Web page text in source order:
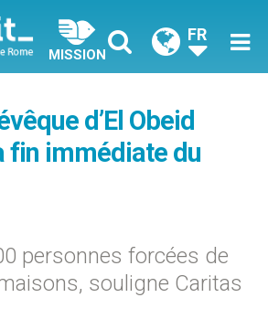
MISSION
FR
d’El Obeid
fin immédiate du
personnes forcées de
souligne Caritas